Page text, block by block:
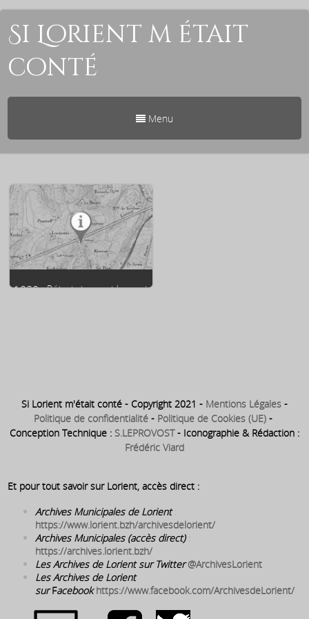
Si Lorient m était
conté
Menu
1920 : Début du comblement
Si Lorient m'était conté - Copyright 2021 - Mentions Légales -
Politique de confidentialité - Politique de Cookies (UE) -
Conception Technique : S.LEPROVOST- Iconographie & Rédaction :
Frédéric Viard
Et pour tout savoir sur Lorient, accès direct :
Archives Municipales de Lorient
https://www.lorient.bzh/archivesdelorient/
Archives Municipales (accès direct):
https://archives.lorient.bzh/
Les Archives de Lorient sur Twitter @ArchivesLorient
Les Archives de Lorient
sur Facebook https://www.facebook.com/ArchivesdeLorient/